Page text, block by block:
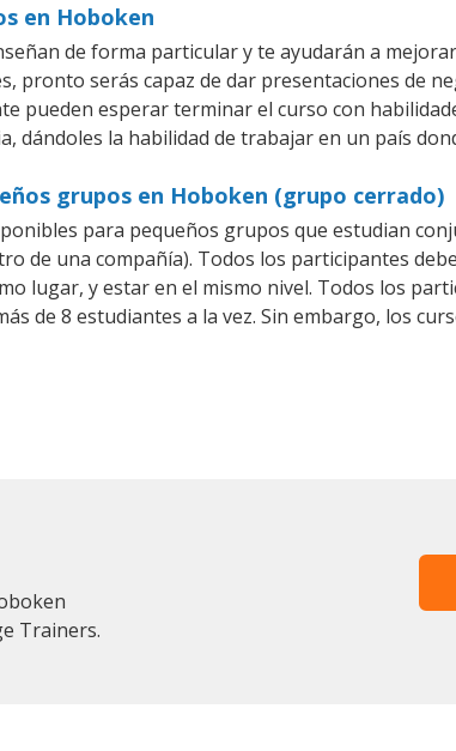
en Hoboken
de forma particular y te ayudarán a
pronto serás capaz de dar presentaciones de
pueden esperar terminar el curso con
dándoles la habilidad de trabajar en un país
grupos en Hoboken (grupo cerrado)
para pequeños grupos que estudian
de una compañía). Todos los participantes
lugar, y estar en el mismo nivel. Todos los
de 8 estudiantes a la vez. Sin embargo, los
Trainers.